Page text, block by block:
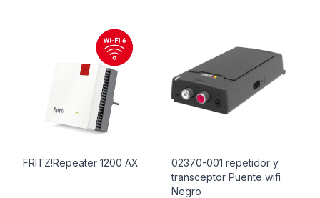
FRITZ!Repeater 1200 AX
02370-001 repetidor y
transceptor Puente wifi
Negro